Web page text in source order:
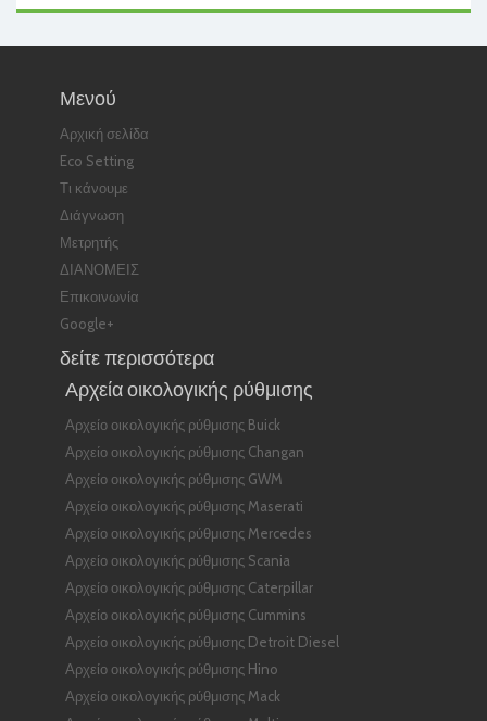
Μενού
Αρχική σελίδα
Eco Setting
Τι κάνουμε
Διάγνωση
Μετρητής
ΔΙΑΝΟΜΕΙΣ
Επικοινωνία
Google+
δείτε περισσότερα
Αρχεία οικολογικής ρύθμισης
Αρχείο οικολογικής ρύθμισης Buick
Αρχείο οικολογικής ρύθμισης Changan
Αρχείο οικολογικής ρύθμισης GWM
Αρχείο οικολογικής ρύθμισης Maserati
Αρχείο οικολογικής ρύθμισης Mercedes
Αρχείο οικολογικής ρύθμισης Scania
Αρχείο οικολογικής ρύθμισης Caterpillar
Αρχείο οικολογικής ρύθμισης Cummins
Αρχείο οικολογικής ρύθμισης Detroit Diesel
Αρχείο οικολογικής ρύθμισης Hino
Αρχείο οικολογικής ρύθμισης Mack